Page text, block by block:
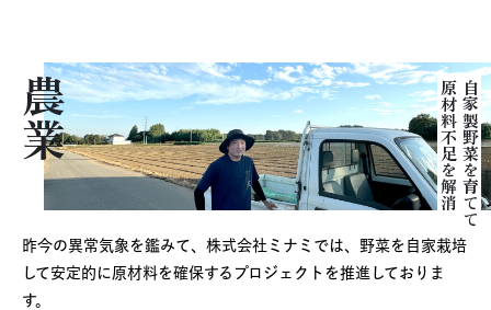
農業 自家製野菜を育てて
原材料不足を解消
昨今の異常気象を鑑みて、株式会社ミナミでは、野菜を自家栽培
して安定的に原材料を確保するプロジェクトを推進しておりま
す。